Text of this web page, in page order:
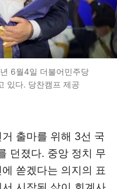
6월4일 더불어민주당
있다. 당찬캠프 제공
출마를 위해 3선 국
던졌다. 중앙 정치 무
쏟겠다는 의지의 표